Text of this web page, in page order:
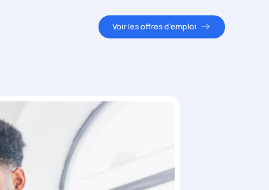
Voir les offres d’emploi